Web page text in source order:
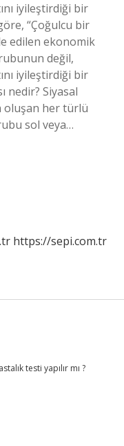
iyileştirdiği bir
“Çoğulcu bir
edilen ekonomik
değil,
iyileştirdiği bir
nedir? Siyasal
oluşan her türlü
sol veya…
https://sepi.com.tr
testi yapılır mı ?